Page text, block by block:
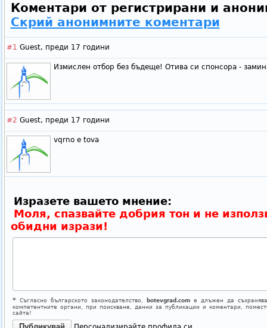
Коментари от регистрирани и
Скрий анонимните коментари
#1 Guest, преди 17 години
Измислен отбор без бъдеще! Отива си спонсора -
#2 Guest, преди 17 години
vqrno e tova
Изразете вашето мнение:
Моля, спазвайте добрия тон и не
обидни изрази!
*Съгласно българското законодателство, botevgrad.comе длъжен да
компетентните органи, при поискване, данни за публикации и коментари,
сайта!